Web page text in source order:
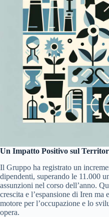
Un Impatto Positivo sul
Il Gruppo ha registrato un
dipendenti, superando le 11.000
assunzioni nel corso dell’anno.
crescita e l’espansione di Iren
motore per l’occupazione e lo
opera.